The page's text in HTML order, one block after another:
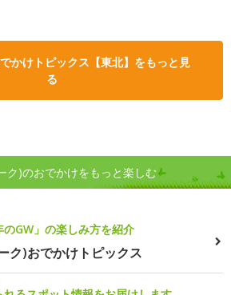
かけトピックス【東北】をもっと見
る
ク)のおでかけをもっと楽しむ
GW」の楽しみ方を紹介
ク)おでかけトピックス